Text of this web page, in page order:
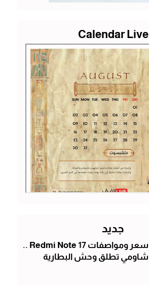
Calendar Live
جديد
سعر ومواصفات Redmi Note 17 ..
شاومي تطلق وحش البطارية